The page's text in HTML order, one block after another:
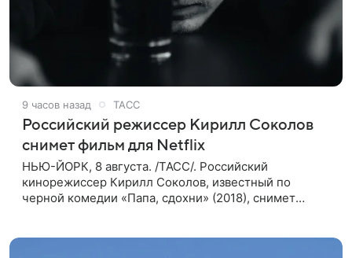
9 часов назад ТАСС
Российский режиссер Кирилл Соколов
снимет фильм для Netflix
НЬЮ-ЙОРК, 8 августа. /ТАСС/. Российский
кинорежиссер Кирилл Соколов, известный по
черной комедии «Папа, сдохни» (2018), снимет